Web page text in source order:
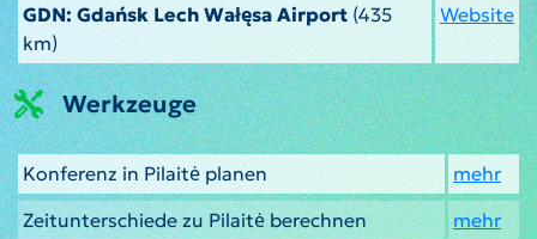
GDN: Gdańsk Lech Wałęsa Airport (435
km)
Website
Werkzeuge
Konferenz in Pilaitė planen
mehr
Zeitunterschiede zu Pilaitė berechnen
mehr